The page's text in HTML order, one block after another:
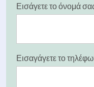
Εισάγετε το όνομά
Εισαγάγετε το